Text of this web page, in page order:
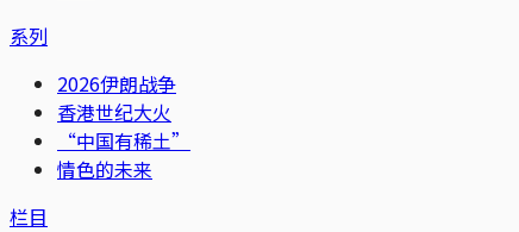
系列
2026伊朗战争
香港世纪大火
“中国有稀土”
情色的未来
栏目